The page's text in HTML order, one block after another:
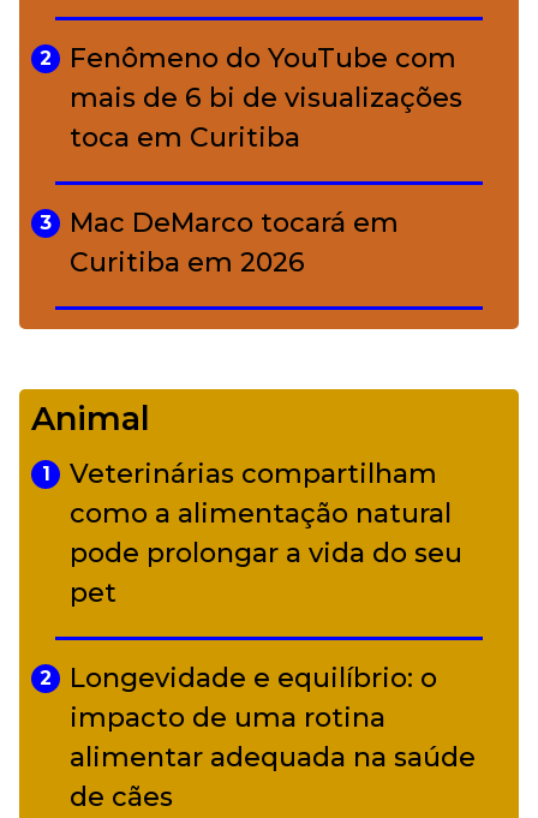
A ciência por trás da skincare: a
função de cada ativo
2
Fenômeno do YouTube com
mais de 6 bi de visualizações
toca em Curitiba
3
Mac DeMarco tocará em
Curitiba em 2026
Camerata tem repertório
diverso a partir de R$ 17
Adriana Calcanhotto retoma
alter ego infantil para show em
Curitiba
Animal
1
Veterinárias compartilham
como a alimentação natural
pode prolongar a vida do seu
pet
2
Longevidade e equilíbrio: o
impacto de uma rotina
alimentar adequada na saúde
de cães